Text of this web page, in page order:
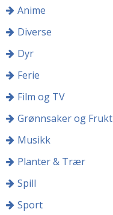
Anime
Diverse
Dyr
Ferie
Film og TV
Grønnsaker og Frukt
Musikk
Planter & Trær
Spill
Sport